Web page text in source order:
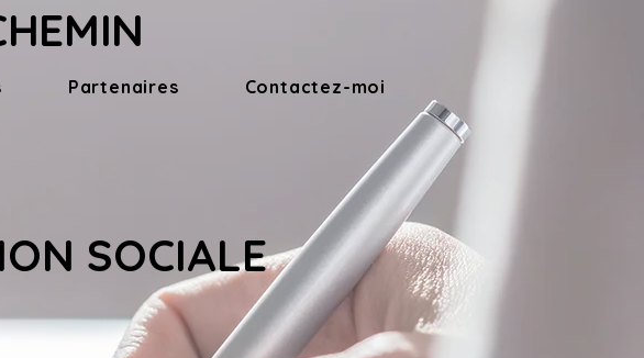
Partenaires Contactez-moi
SOCIALE